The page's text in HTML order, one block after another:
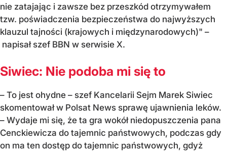
nie zatajając i zawsze bez przeszkód otrzymywałem
tzw. poświadczenia bezpieczeństwa do najwyższych
klauzul tajności (krajowych i międzynarodowych)" –
napisał szef BBN w serwisie X.
Siwiec: Nie podoba mi się to
– To jest ohydne – szef Kancelarii Sejm Marek Siwiec
skomentował w Polsat News sprawę ujawnienia leków.
– Wydaje mi się, że ta gra wokół niedopuszczenia pana
Cenckiewicza do tajemnic państwowych, podczas gdy
on ma ten dostęp do tajemnic państwowych, gdyż